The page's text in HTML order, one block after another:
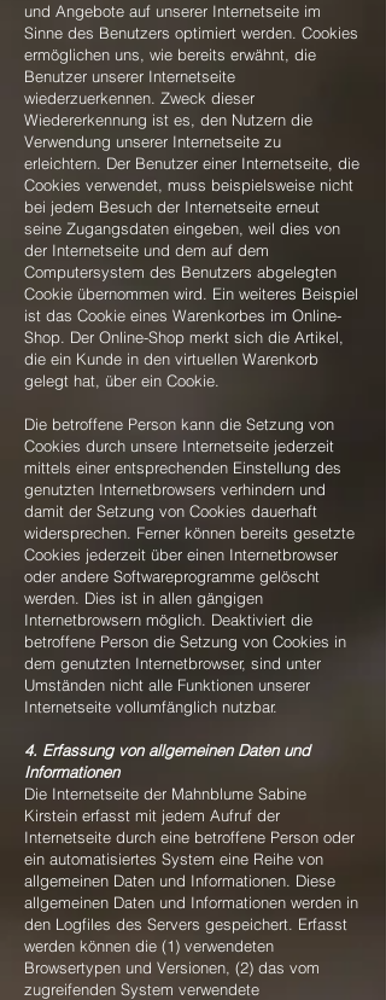
und Angebote auf unserer Internetseite im
Sinne des Benutzers optimiert werden. Cookies
ermöglichen uns, wie bereits erwähnt, die
Benutzer unserer Internetseite
wiederzuerkennen. Zweck dieser
Wiedererkennung ist es, den Nutzern die
Verwendung unserer Internetseite zu
erleichtern. Der Benutzer einer Internetseite, die
Cookies verwendet, muss beispielsweise nicht
bei jedem Besuch der Internetseite erneut
seine Zugangsdaten eingeben, weil dies von
der Internetseite und dem auf dem
Computersystem des Benutzers abgelegten
Cookie übernommen wird. Ein weiteres Beispiel
ist das Cookie eines Warenkorbes im Online-
Shop. Der Online-Shop merkt sich die Artikel,
die ein Kunde in den virtuellen Warenkorb
gelegt hat, über ein Cookie.
Die betroffene Person kann die Setzung von
Cookies durch unsere Internetseite jederzeit
mittels einer entsprechenden Einstellung des
genutzten Internetbrowsers verhindern und
damit der Setzung von Cookies dauerhaft
widersprechen. Ferner können bereits gesetzte
Cookies jederzeit über einen Internetbrowser
oder andere Softwareprogramme gelöscht
werden. Dies ist in allen gängigen
Internetbrowsern möglich. Deaktiviert die
betroffene Person die Setzung von Cookies in
dem genutzten Internetbrowser, sind unter
Umständen nicht alle Funktionen unserer
Internetseite vollumfänglich nutzbar.
4. Erfassung von allgemeinen Daten und
Informationen
Die Internetseite der Mahnblume Sabine
Kirstein erfasst mit jedem Aufruf der
Internetseite durch eine betroffene Person oder
ein automatisiertes System eine Reihe von
allgemeinen Daten und Informationen. Diese
allgemeinen Daten und Informationen werden in
den Logfiles des Servers gespeichert. Erfasst
werden können die (1) verwendeten
Browsertypen und Versionen, (2) das vom
zugreifenden System verwendete